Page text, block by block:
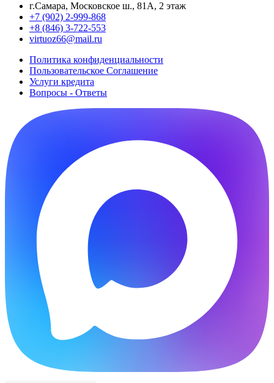
г.Самара, Московское ш., 81А, 2 этаж
+7 (902) 2-999-868
+8 (846) 3-722-553
virtuoz66@mail.ru
Политика конфиденциальности
Пользовательское Cоглашение
Услуги кредита
Вопросы - Ответы